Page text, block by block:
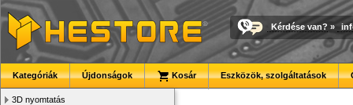
Kérdése van? »
Kategóriák Újdonságok Kosár Eszközök, szolgáltatások
3D nyomtatás